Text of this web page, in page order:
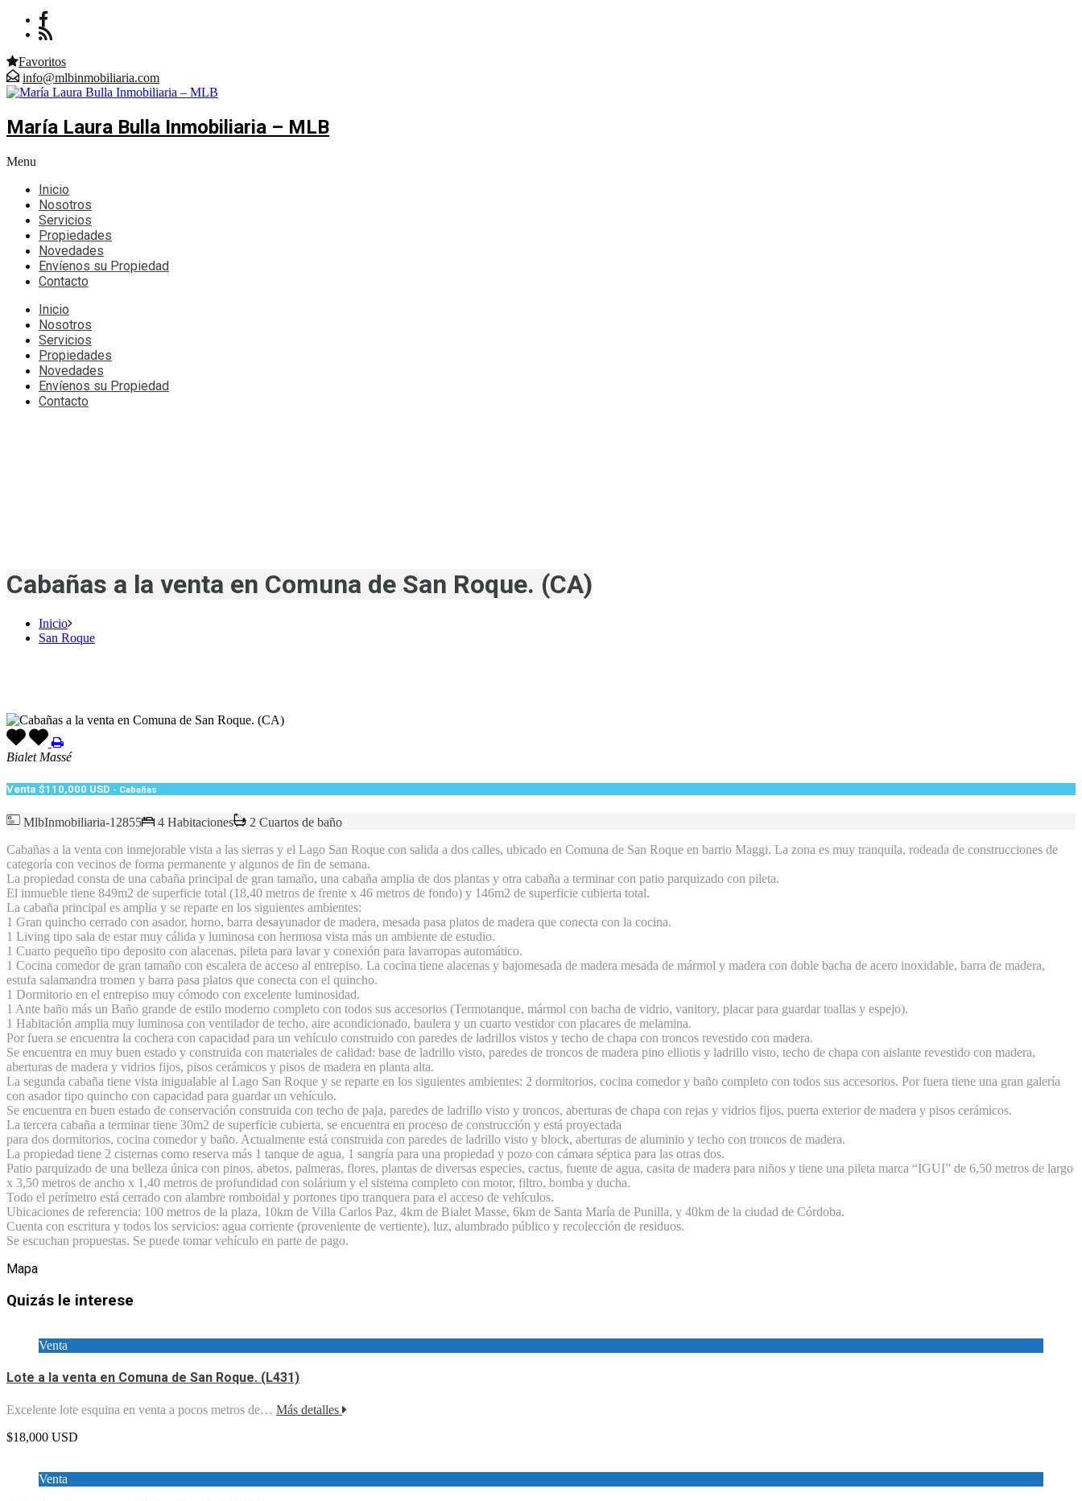
Favoritos
info@mlbinmobiliaria.com
María Laura Bulla Inmobiliaria – MLB
Menu
Inicio
Nosotros
Servicios
Propiedades
Novedades
Envíenos su Propiedad
Contacto
Inicio
Nosotros
Servicios
Propiedades
Novedades
Envíenos su Propiedad
Contacto
Cabañas a la venta en Comuna de San Roque. (CA)
Inicio
San Roque
Bialet Massé
Venta $110,000 USD - Cabañas
MlbInmobiliaria-12855 4 Habitaciones
2 Cuartos de baño
Cabañas a la venta con inmejorable vista a las sierras y el Lago San Roque con salida a dos calles, ubicado en Comuna de San Roque en barrio Maggi. La zona es muy tranquila, rodeada de construcciones de
categoría con vecinos de forma permanente y algunos de fin de semana.
La propiedad consta de una cabaña principal de gran tamaño, una cabaña amplia de dos plantas y otra cabaña a terminar con patio parquizado con pileta.
El inmueble tiene 849m2 de superficie total (18,40 metros de frente x 46 metros de fondo) y 146m2 de superficie cubierta total.
La cabaña principal es amplia y se reparte en los siguientes ambientes:
1 Gran quincho cerrado con asador, horno, barra desayunador de madera, mesada pasa platos de madera que conecta con la cocina.
1 Living tipo sala de estar muy cálida y luminosa con hermosa vista más un ambiente de estudio.
1 Cuarto pequeño tipo deposito con alacenas, pileta para lavar y conexión para lavarropas automático.
1 Cocina comedor de gran tamaño con escalera de acceso al entrepiso. La cocina tiene alacenas y bajomesada de madera mesada de mármol y madera con doble bacha de acero inoxidable, barra de madera,
estufa salamandra tromen y barra pasa platos que conecta con el quincho.
1 Dormitorio en el entrepiso muy cómodo con excelente luminosidad.
1 Ante baño más un Baño grande de estilo moderno completo con todos sus accesorios (Termotanque, mármol con bacha de vidrio, vanitory, placar para guardar toallas y espejo).
1 Habitación amplia muy luminosa con ventilador de techo, aire acondicionado, baulera y un cuarto vestidor con placares de melamina.
Por fuera se encuentra la cochera con capacidad para un vehículo construido con paredes de ladrillos vistos y techo de chapa con troncos revestido con madera.
Se encuentra en muy buen estado y construida con materiales de calidad: base de ladrillo visto, paredes de troncos de madera pino elliotis y ladrillo visto, techo de chapa con aislante revestido con madera,
aberturas de madera y vidrios fijos, pisos cerámicos y pisos de madera en planta alta.
La segunda cabaña tiene vista inigualable al Lago San Roque y se reparte en los siguientes ambientes: 2 dormitorios, cocina comedor y baño completo con todos sus accesorios. Por fuera tiene una gran galería
con asador tipo quincho con capacidad para guardar un vehículo.
Se encuentra en buen estado de conservación construida con techo de paja, paredes de ladrillo visto y troncos, aberturas de chapa con rejas y vidrios fijos, puerta exterior de madera y pisos cerámicos.
La tercera cabaña a terminar tiene 30m2 de superficie cubierta, se encuentra en proceso de construcción y está proyectada
para dos dormitorios, cocina comedor y baño. Actualmente está construida con paredes de ladrillo visto y block, aberturas de aluminio y techo con troncos de madera.
La propiedad tiene 2 cisternas como reserva más 1 tanque de agua, 1 sangría para una propiedad y pozo con cámara séptica para las otras dos.
Patio parquizado de una belleza única con pinos, abetos, palmeras, flores, plantas de diversas especies, cactus, fuente de agua, casita de madera para niños y tiene una pileta marca “IGUI” de 6,50 metros de largo
x 3,50 metros de ancho x 1,40 metros de profundidad con solárium y el sistema completo con motor, filtro, bomba y ducha.
Todo el perímetro está cerrado con alambre romboidal y portones tipo tranquera para el acceso de vehículos.
Ubicaciones de referencia: 100 metros de la plaza, 10km de Villa Carlos Paz, 4km de Bialet Masse, 6km de Santa María de Punilla, y 40km de la ciudad de Córdoba.
Cuenta con escritura y todos los servicios: agua corriente (proveniente de vertiente), luz, alumbrado público y recolección de residuos.
Se escuchan propuestas. Se puede tomar vehículo en parte de pago.
Mapa
Quizás le interese
Venta
Lote a la venta en Comuna de San Roque. (L431)
Excelente lote esquina en venta a pocos metros de… Más detalles
$18,000 USD
Venta